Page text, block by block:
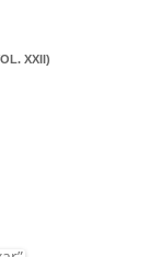
XXII)